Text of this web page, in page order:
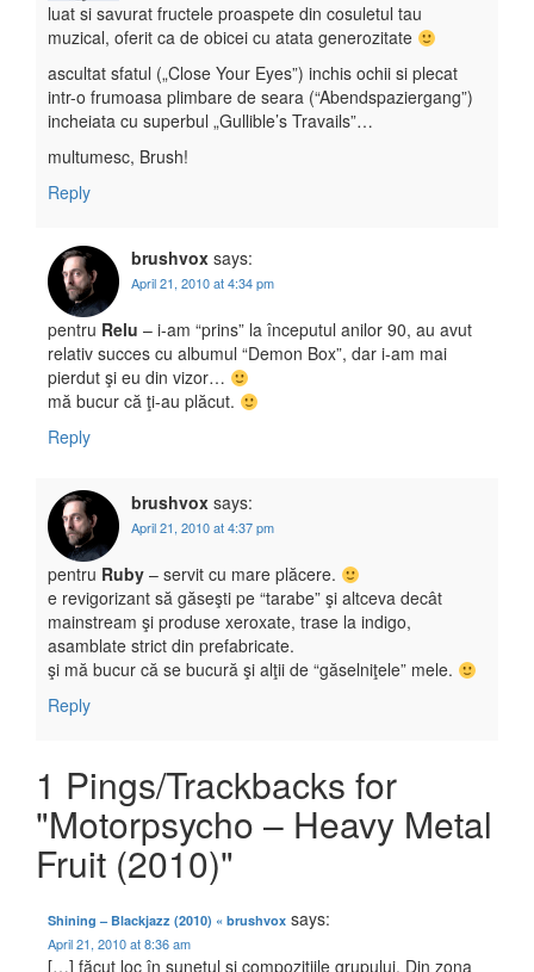
luat si savurat fructele proaspete din cosuletul tau
muzical, oferit ca de obicei cu atata generozitate
ascultat sfatul („Close Your Eyes”) inchis ochii si plecat
intr-o frumoasa plimbare de seara (“Abendspaziergang”)
incheiata cu superbul „Gullible’s Travails”…
multumesc, Brush!
Reply
brushvox says:
April 21, 2010 at 4:34 pm
pentru Relu – i-am “prins” la începutul anilor 90, au avut
relativ succes cu albumul “Demon Box”, dar i-am mai
pierdut şi eu din vizor…
mă bucur că ţi-au plăcut.
Reply
brushvox says:
April 21, 2010 at 4:37 pm
pentru Ruby – servit cu mare plăcere.
e revigorizant să găseşti pe “tarabe” şi altceva decât
mainstream şi produse xeroxate, trase la indigo,
asamblate strict din prefabricate.
şi mă bucur că se bucură şi alţii de “găselniţele” mele.
Reply
1 Pings/Trackbacks for
"Motorpsycho – Heavy Metal
Fruit (2010)"
Shining – Blackjazz (2010) « brushvox says:
April 21, 2010 at 8:36 am
[…] făcut loc în sunetul şi compoziţiile grupului. Din zona